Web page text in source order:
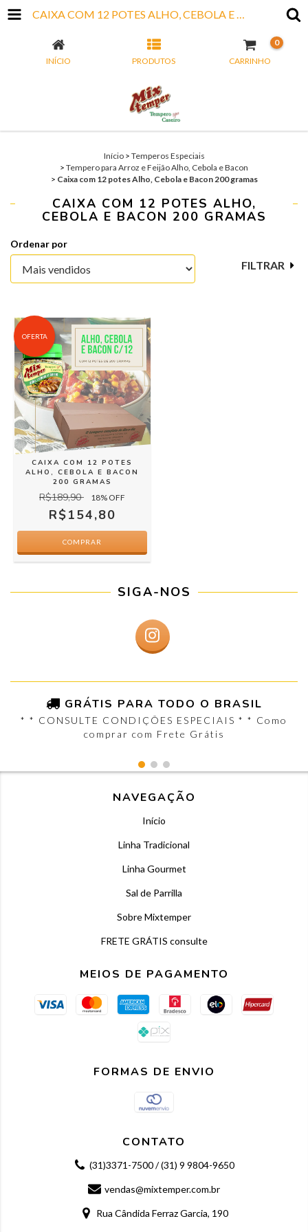
CAIXA COM 12 POTES ALHO, CEBOLA E BACON 200 GRAMAS
INÍCIO PRODUTOS CARRINHO
0
Início > Temperos Especiais
> Tempero para Arroz e Feijão Alho, Cebola e Bacon
> Caixa com 12 potes Alho, Cebola e Bacon 200 gramas
CAIXA COM 12 POTES ALHO,
CEBOLA E BACON 200 GRAMAS
Ordenar por
FILTRAR
OFERTA
CAIXA COM 12 POTES
ALHO, CEBOLA E BACON
200 GRAMAS
R$189,90 18% OFF
R$154,80
SIGA-NOS
GRÁTIS PARA TODO O BRASIL
* * CONSULTE CONDIÇÕES ESPECIAIS * * Como
comprar com Frete Grátis
NAVEGAÇÃO
Início
Linha Tradicional
Linha Gourmet
Sal de Parrilla
Sobre Mixtemper
FRETE GRÁTIS consulte
MEIOS DE PAGAMENTO
FORMAS DE ENVIO
CONTATO
(31)3371-7500 / (31) 9 9804-9650
vendas@mixtemper.com.br
Rua Cândida Ferraz Garcia, 190